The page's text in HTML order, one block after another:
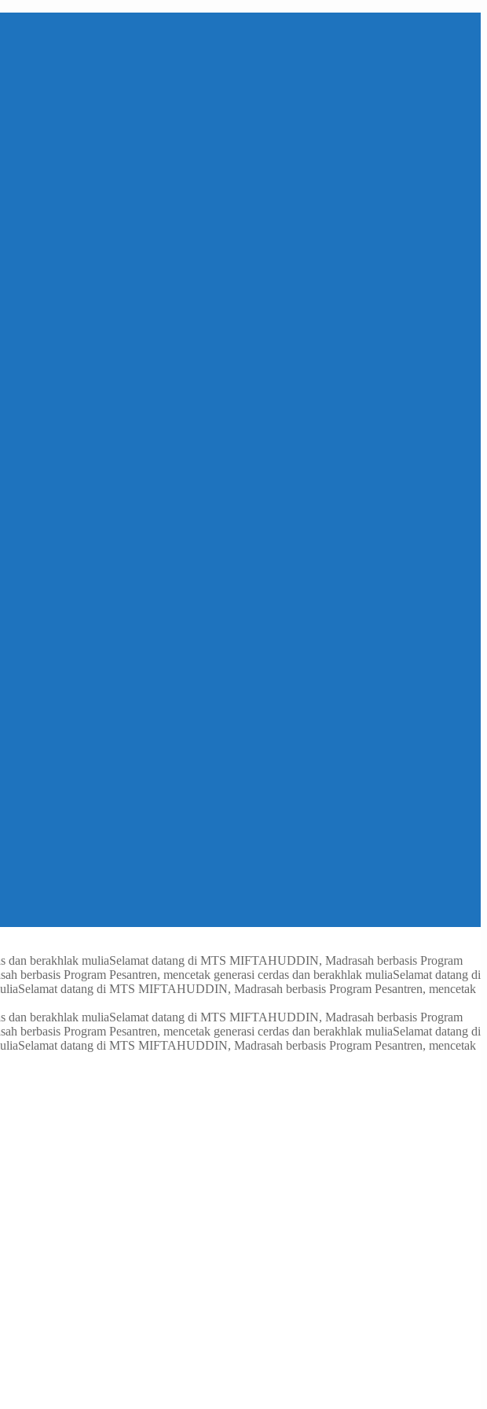
dan berakhlak muliaSelamat datang di MTS MIFTAHUDDIN, Madrasah berbasis Program
berbasis Program Pesantren, mencetak generasi cerdas dan berakhlak muliaSelamat datang di
Selamat datang di MTS MIFTAHUDDIN, Madrasah berbasis Program Pesantren, mencetak
dan berakhlak muliaSelamat datang di MTS MIFTAHUDDIN, Madrasah berbasis Program
berbasis Program Pesantren, mencetak generasi cerdas dan berakhlak muliaSelamat datang di
Selamat datang di MTS MIFTAHUDDIN, Madrasah berbasis Program Pesantren, mencetak